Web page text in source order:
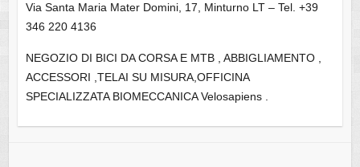
Via Santa Maria Mater Domini, 17, Minturno LT – Tel. +39
346 220 4136
NEGOZIO DI BICI DA CORSA E MTB , ABBIGLIAMENTO ,
ACCESSORI ,TELAI SU MISURA,OFFICINA
SPECIALIZZATA BIOMECCANICA Velosapiens .